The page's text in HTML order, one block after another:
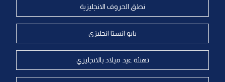
نطق الحروف الانجليزية
بايو انستا انجليزي
تهنئة عيد ميلاد بالانجليزي